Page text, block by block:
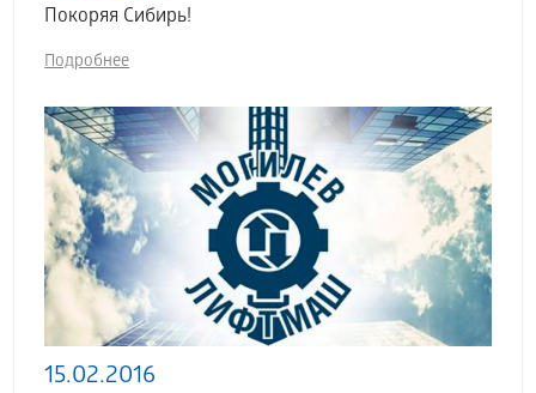
Покоряя Сибирь!
Подробнее
15.02.2016